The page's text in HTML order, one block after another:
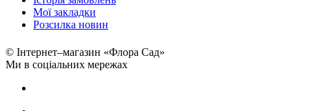
Мої закладки
Розсилка новин
© Інтернет–магазин «Флора Сад»
Ми в соціальних мережах